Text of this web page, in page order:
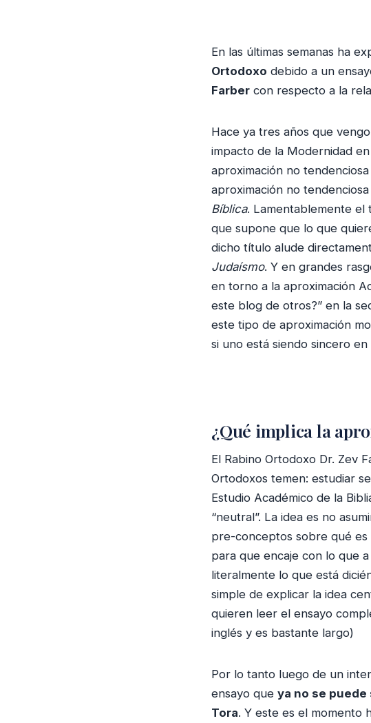
En las últimas semanas ha
Ortodoxo debido a un
Farber con respecto a la
Hace ya tres años que
impacto de la Modernidad
aproximación no
aproximación no
Bíblica. Lamentablemente el
que supone que lo que
dicho título alude
Judaísmo. Y en grandes
en torno a la aproximación
este blog de otros?” en la
este tipo de aproximación
si uno está siendo sincero
¿Qué implica la
El Rabino Ortodoxo Dr. Zev
Ortodoxos temen: estudiar
Estudio Académico de la
“neutral”. La idea es no
pre-conceptos sobre qué
para que encaje con lo que
literalmente lo que está
simple de explicar la idea
quieren leer el ensayo
inglés y es bastante largo)
Por lo tanto luego de un
ensayo que ya no se puede
Tora. Y este es el momento